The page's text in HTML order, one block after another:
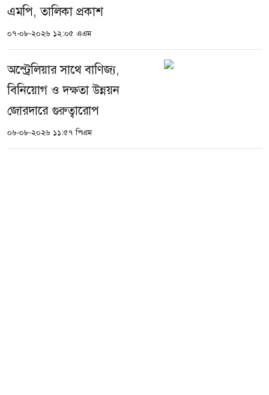
এমপি, তালিকা প্রকাশ
০৭-০৮-২০২৬ ১২:০৫ এএম
অস্ট্রেলিয়ার সাথে বাণিজ্য,
বিনিয়োগ ও দক্ষতা উন্নয়ন
জোরদারে গুরুত্বারোপ
০৬-০৮-২০২৬ ১১:৫৭ পিএম